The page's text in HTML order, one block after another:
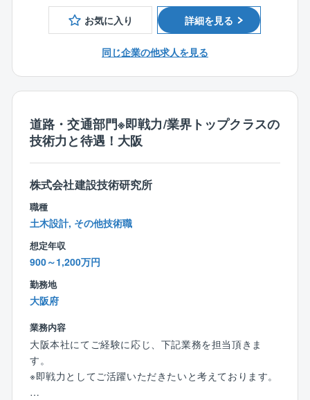
計画・設計・点検調査・補修・補強・施工計画・維持
管理計画
どへのインパクトを勘案した交通運用計画
通じた道路環境の改善
交通流動の分析に基づく交通・防災計画
〇AI・DX等の最新技術を活用した高度な道路管理手法
の提案
〇特殊条件下の構造物についての、固有技術や最新の
知見を活かした提案
【担当分野】
■道路・交通部門
道路、道路計画、道路設計、トンネル計画、トンネル
設計、トンネル点検、交通計画、物流・港湾、交通シ
ステム設計、ITS
橋梁設計、橋梁耐震設計、橋梁保全（点検、補修・補
強設計）
1. 【業界トップクラスの還元率｜年収900万〜1,200万
■橋梁・構造部門
1.技術士（建設部門：鋼構造及びコンクリートor土質
携わった経験、または意欲のある方
お気に入り 詳細を見る
同じ企業の他求人を見る
道路・交通部門※即戦力/業界トップクラスの
技術力と待遇！大阪
株式会社建設技術研究所
職種
土木設計, その他技術職
想定年収
900～1,200万円
勤務地
大阪府
業務内容
大阪本社にてご経験に応じ、下記業務を担当頂きま
す。
※即戦力としてご活躍いただきたいと考えております。